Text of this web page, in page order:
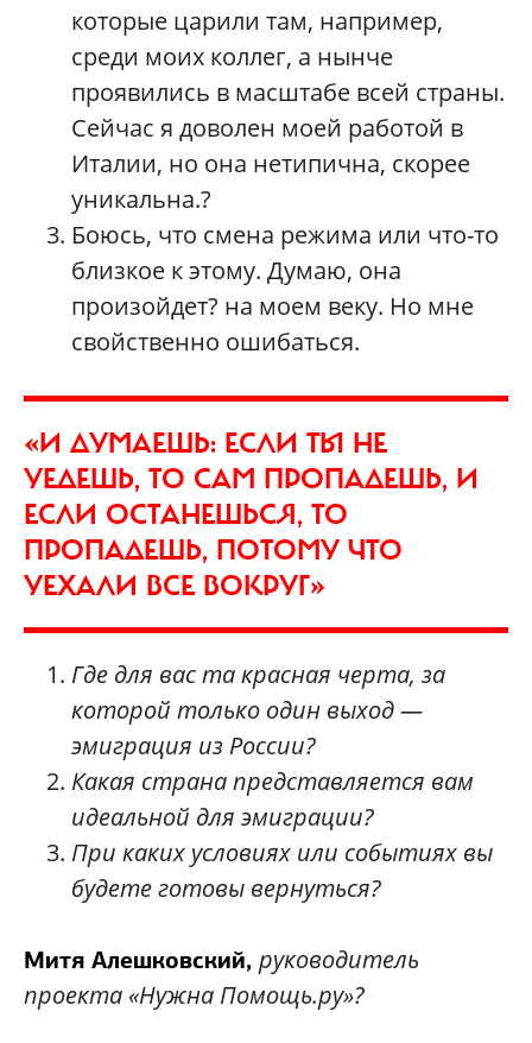
которые царили там, например,
среди моих коллег, а нынче
проявились в масштабе всей страны.
Сейчас я доволен моей работой в
Италии, но она нетипична, скорее
уникальна.?
Боюсь, что смена режима или что-то
близкое к этому. Думаю, она
произойдет? на моем веку. Но мне
свойственно ошибаться.
«И ДУМАЕШЬ: ЕСЛИ ТЫ НЕ
УЕДЕШЬ, ТО САМ ПРОПАДЕШЬ, И
ЕСЛИ ОСТАНЕШЬСЯ, ТО
ПРОПАДЕШЬ, ПОТОМУ ЧТО
УЕХАЛИ ВСЕ ВОКРУГ»
Где для вас та красная черта, за
которой только один выход —
эмиграция из России?
Какая страна представляется вам
идеальной для эмиграции?
При каких условиях или событиях вы
будете готовы вернуться?
Митя Алешковский, руководитель
проекта «Нужна Помощь.ру»?